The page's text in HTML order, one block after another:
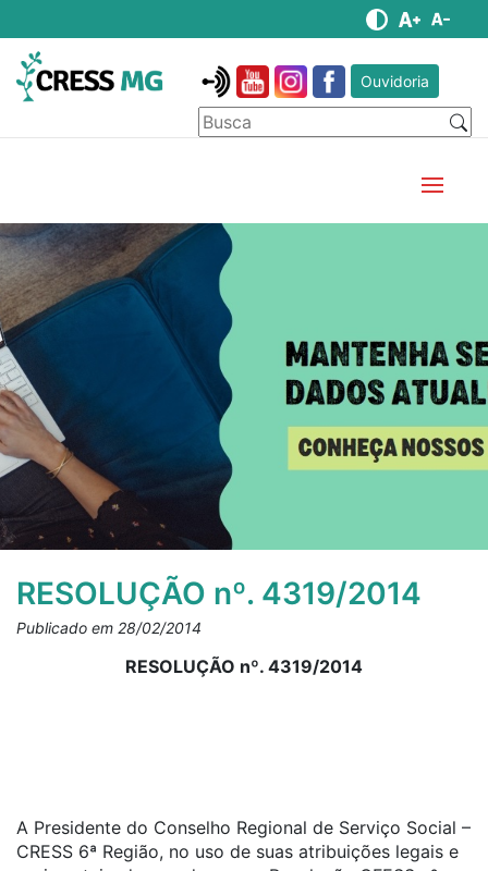
Ouvidoria
RESOLUÇÃO nº. 4319/2014
Publicado em 28/02/2014
RESOLUÇÃO nº. 4319/2014
A Presidente do Conselho Regional de Serviço Social –
CRESS 6ª Região, no uso de suas atribuições legais e